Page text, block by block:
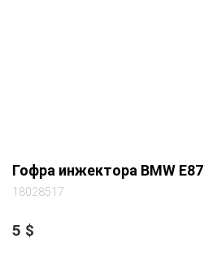
Гофра инжектора BMW E87
18028517
5 $